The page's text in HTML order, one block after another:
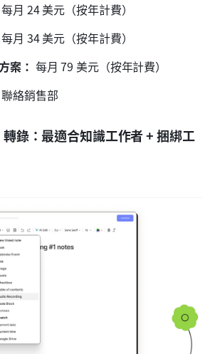
每月 24 美元（按年計費）
每月 34 美元（按年計費）
案： 每月 79 美元（按年計費）
聯絡銷售部
錄：最適合知識工作者 + 捆綁工